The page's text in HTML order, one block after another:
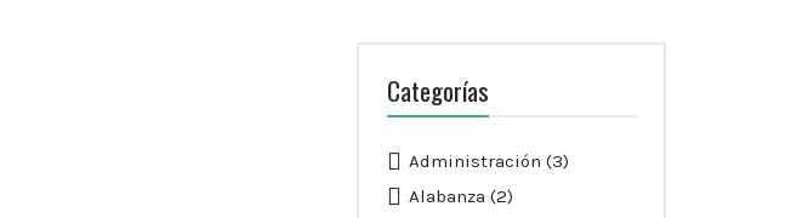
Categorías
Administración (3)
Alabanza (2)